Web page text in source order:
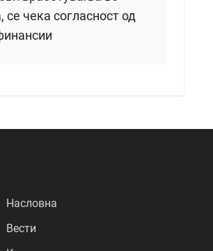
чека согласност од
Насловна
Вести